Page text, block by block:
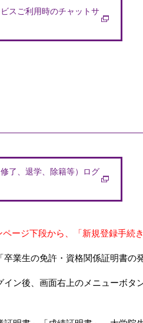
スご利用時のチャットサ
了、退学、除籍等）ログ
ージ下段から、「新規登録手続
生の免許・資格関係証明書の
ン後、画面右上のメニューボタ